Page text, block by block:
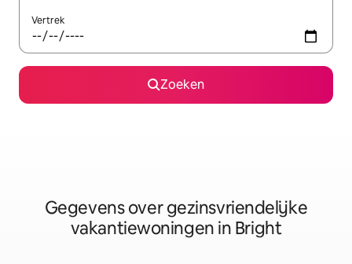
Vertrek
Zoeken
Gegevens over gezinsvriendelijke
vakantiewoningen in Bright